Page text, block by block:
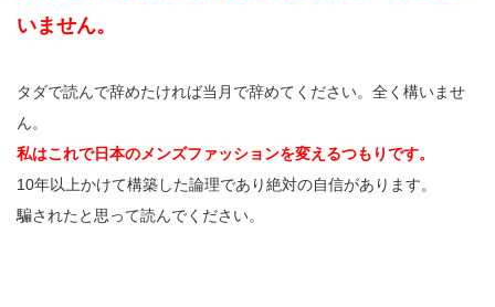
いません。
タダで読んで辞めたければ当月で辞めてください。全く構いませ
ん。
私はこれで日本のメンズファッションを変えるつもりです。
10年以上かけて構築した論理であり絶対の自信があります。
騙されたと思って読んでください。